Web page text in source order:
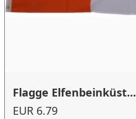
Flagge Elfenbeinküst...
EUR 6.79